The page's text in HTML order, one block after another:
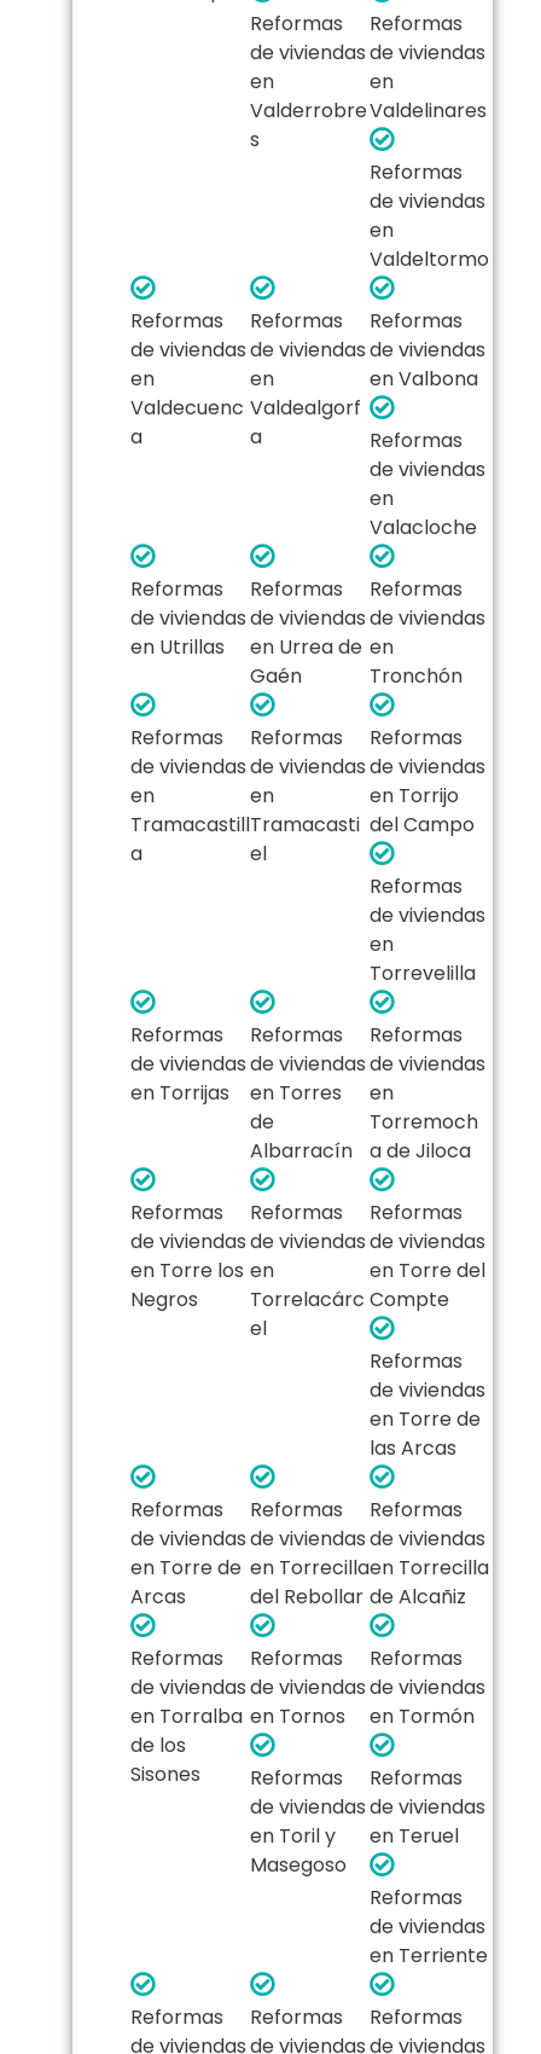
Reformas
de viviendas
en
Valderrobre
s
Reformas
de viviendas
en
Valdelinares
Reformas
de viviendas
en
Valdeltormo
Reformas
de viviendas
en
Valdecuenc
a
Reformas
de viviendas
en
Valdealgorf
a
Reformas
de viviendas
en Valbona
Reformas
de viviendas
en
Valacloche
Reformas
de viviendas
en Utrillas
Reformas
de viviendas
en Urrea de
Gaén
Reformas
de viviendas
en
Tronchón
Reformas
de viviendas
en
Tramacastill
a
Reformas
de viviendas
en
Tramacasti
el
Reformas
de viviendas
en Torrijo
del Campo
Reformas
de viviendas
en
Torrevelilla
Reformas
de viviendas
en Torrijas
Reformas
de viviendas
en Torres
de
Albarracín
Reformas
de viviendas
en
Torremoch
a de Jiloca
Reformas
de viviendas
en Torre los
Negros
Reformas
de viviendas
en
Torrelacárc
el
Reformas
de viviendas
en Torre del
Compte
Reformas
de viviendas
en Torre de
las Arcas
Reformas
de viviendas
en Torre de
Arcas
Reformas
de viviendas
en Torrecilla
del Rebollar
Reformas
de viviendas
en Torrecilla
de Alcañiz
Reformas
de viviendas
en Torralba
de los
Sisones
Reformas
de viviendas
en Tornos
Reformas
de viviendas
en Tormón
Reformas
de viviendas
en Toril y
Masegoso
Reformas
de viviendas
en Teruel
Reformas
de viviendas
en Terriente
Reformas
de viviendas
Reformas
de viviendas
Reformas
de viviendas